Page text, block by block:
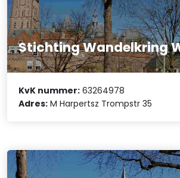
Stichting Wandelkring
KvK nummer: 63264978
Adres: M Harpertsz Trompstr 35